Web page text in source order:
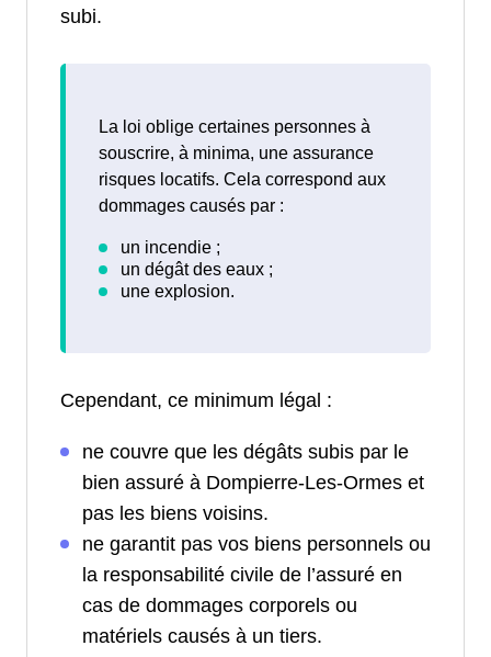
subi.
La loi oblige certaines personnes à
souscrire, à minima, une assurance
risques locatifs. Cela correspond aux
dommages causés par :
Cependant, ce minimum légal :
ne couvre que les dégâts subis par le
bien assuré à Dompierre-Les-Ormes et
pas les biens voisins.
ne garantit pas vos biens personnels ou
la responsabilité civile de l’assuré en
cas de dommages corporels ou
matériels causés à un tiers.